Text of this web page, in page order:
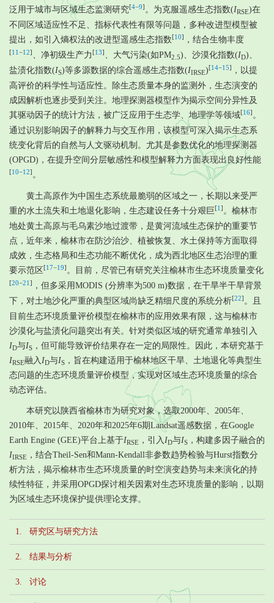
泛用于城市与区域生态监测研究[4−9] 。为克服遥感生态指数(IRSE)在
不同区域适应性不足、指标代表性有限等问题，多种改进型模型被
提出，如引入熵权法的改进型遥感生态指数[10] ，结合生物丰度
[11 −12] 、净初级生产力 [13] 、大气污染(如PM2.5)、沙漠化指数(ID)、
盐渍化指数(IS)等多源数据的综合遥感生态指数(IIRSE)[14−15]
，以提
高评价的科学性与适应性。除生态质量本身的监测外，生态演变的
成因解析也逐步受到关注。地理探测器模型作为揭示空间分异性及
其驱动因子的统计方法，被广泛应用于生态学、地理学等领域[16] 。
通过识别影响因子的解释力与交互作用，该模型可深入揭示生态系
统变化背后的自然与人文驱动机制。尤其是参数优化的地理探测器
(OPGD)，在提升空间分层敏感性和模型解释力方面表现出良好性能
[10−12] 。
黄土高原作为中国生态系统最脆弱的区域之一，长期以来受严
重的水土流失和土地退化影响，生态建设任务十分艰巨[1 ] 。榆林市
地处黄土高原与毛乌素沙地过渡带，是黄河流域生态保护的重要节
点，近年来，榆林市在防沙治沙、植被恢复、水土保持等方面取得
成效，生态格局和生态功能不断优化，成为西北地区生态治理的重
要示范区 [17−19] 。目前，尽管已有研究关注榆林市生态环境质量变化
[20−21 ]
，但多采用MODIS (分辨率为500 m)数据，在干旱半干旱背景
下，对土地沙化严重的典型区域尚缺乏精细尺度的系统分析[22] 。且
目前生态环境质量评价模型在榆林市的应用效果有限，这与榆林市
沙漠化与盐渍化问题突出有关。针对类似区域的研究通常单独引入
ID与IS ，但可能导致评价结果存在一定的局限性。因此，本研究基于
IRSE融入 ID与IS ，旨在构建适用于榆林地区干旱、土地退化等典型生
态问题的生态环境质量评价模型，实现对区域生态环境质量的综合
动态评估。
本研究以陕西省榆林市为研究对象，选取2000年、2005年、
2010年、2015年、2020年和2025年6期Landsat遥感数据，在Google
Earth Engine (GEE)平台上基于IRSE ，引入 ID与IS ，构建多因子融合的
IIRSE ，结合Theil-Sen和Mann-Kendall非参数趋势检验与Hurst指数分
析方法，揭示榆林市生态环境质量的时空演变趋势与未来演化的持
续性特征，并采用OPGD探讨相关因素对生态环境质量的影响，以期
为区域生态环境保护提供理论支撑。
1. 研究区与研究方法
2. 结果与分析
3. 讨论